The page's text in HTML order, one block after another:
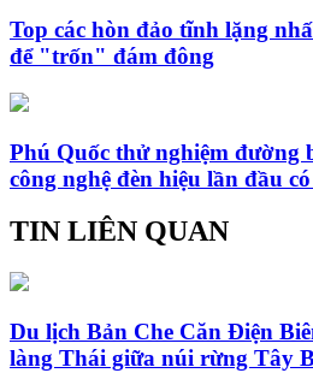
Top các hòn đảo tĩnh lặng
để "trốn" đám đông
Phú Quốc thử nghiệm đường
công nghệ đèn hiệu lần đầu
TIN LIÊN QUAN
Du lịch Bản Che Căn Điện
làng Thái giữa núi rừng Tây